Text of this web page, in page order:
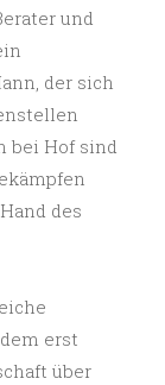
und
der sich
bei Hof sind
des
erst
über